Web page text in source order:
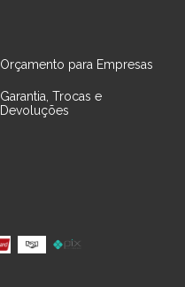
Orçamento para Empresas
Garantia, Trocas e
Devoluções